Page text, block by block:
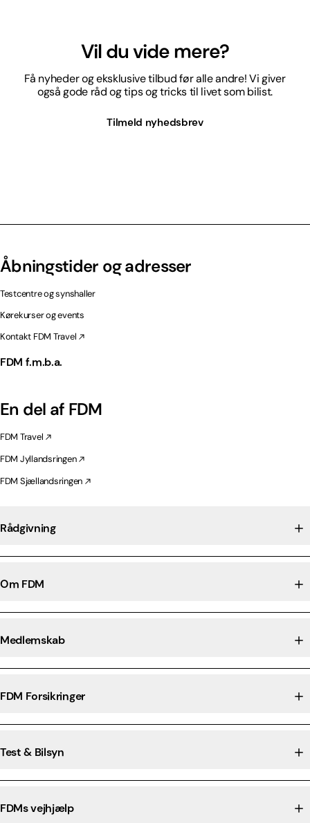
Vil du vide mere?
Få nyheder og eksklusive tilbud før alle andre! Vi giver
også gode råd og tips og tricks til livet som bilist.
Tilmeld nyhedsbrev
Åbningstider og adresser
Testcentre og synshaller
Kørekurser og events
Kontakt FDM Travel
FDM f.m.b.a.
En del af FDM
FDM Travel
FDM Jyllandsringen
FDM Sjællandsringen
Rådgivning
Om FDM
Medlemskab
FDM Forsikringer
Test & Bilsyn
FDMs vejhjælp